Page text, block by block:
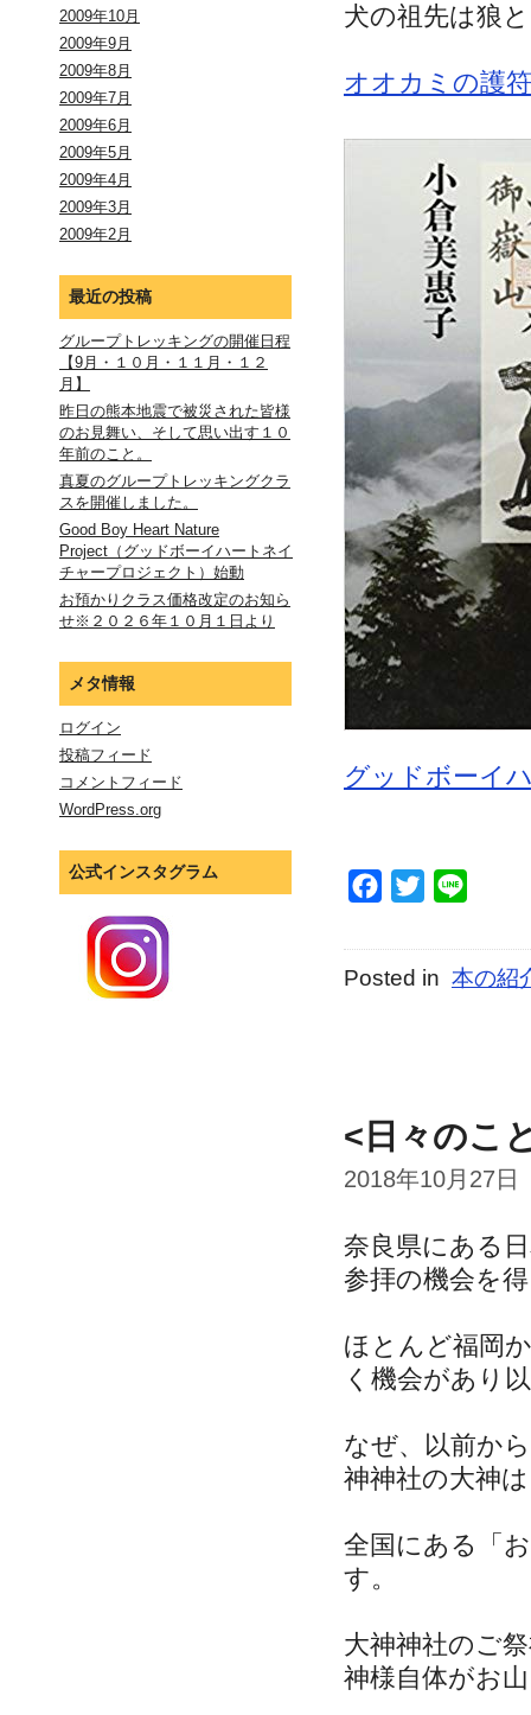
2009年10月
2009年9月
2009年8月
2009年7月
2009年6月
2009年5月
2009年4月
2009年3月
2009年2月
最近の投稿
グループトレッキングの開催日程
【9月・１０月・１１月・１２
月】
昨日の熊本地震で被災された皆様
のお見舞い、そして思い出す１０
年前のこと。
真夏のグループトレッキングクラ
スを開催しました。
Good Boy Heart Nature
Project（グッドボーイハートネイ
チャープロジェクト）始動
お預かりクラス価格改定のお知ら
せ※２０２６年１０月１日より
メタ情報
ログイン
投稿フィード
コメントフィード
WordPress.org
公式インスタグラム
犬の祖先は狼
オオカミの護
グッドボーイ
Facebook
Twitter
Posted in 本の紹
<日々のこ
2018年10月27日
奈良県にある
参拝の機会を
ほとんど福岡
く機会があり
なぜ、以前か
神神社の大神
全国にある「
す。
大神神社のご
神様自体がお